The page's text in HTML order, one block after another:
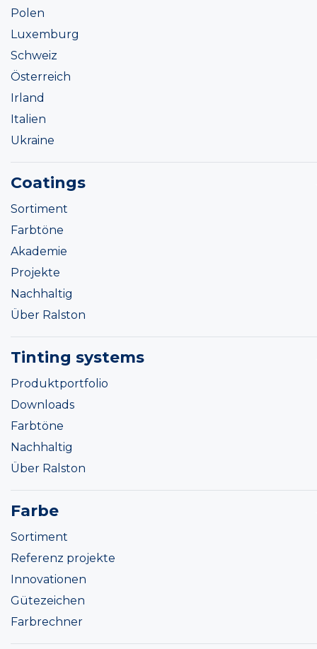
Polen
Luxemburg
Schweiz
Österreich
Irland
Italien
Ukraine
Coatings
Sortiment
Farbtöne
Akademie
Projekte
Nachhaltig
Über Ralston
Tinting systems
Produktportfolio
Downloads
Farbtöne
Nachhaltig
Über Ralston
Farbe
Sortiment
Referenz projekte
Innovationen
Gütezeichen
Farbrechner